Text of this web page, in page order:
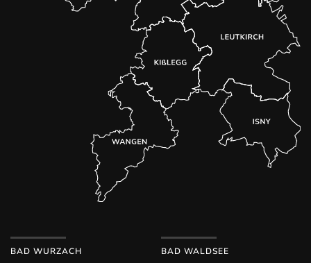
BAD WURZACH BAD WALDSEE